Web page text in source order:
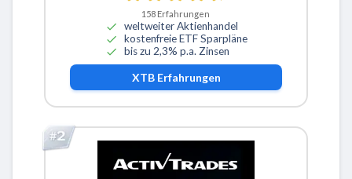
158 Erfahrungen
weltweiter Aktienhandel
kostenfreie ETF Sparpläne
bis zu 2,3% p.a. Zinsen
XTBErfahrungen